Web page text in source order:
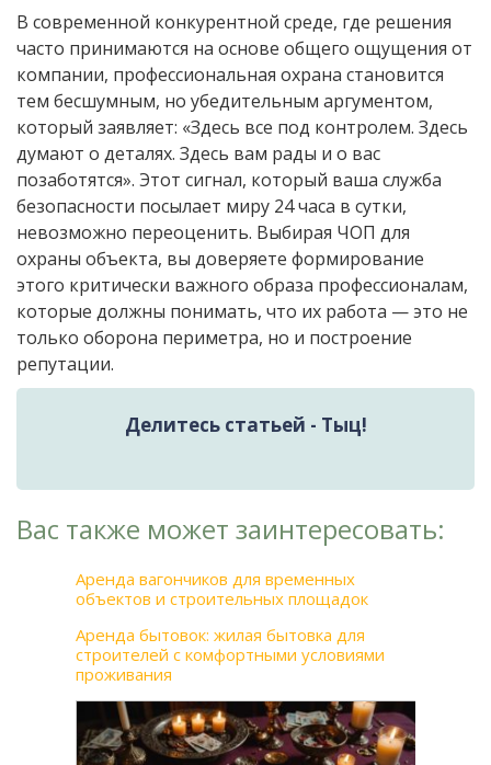
В современной конкурентной среде, где решения
часто принимаются на основе общего ощущения от
компании, профессиональная охрана становится
тем бесшумным, но убедительным аргументом,
который заявляет: «Здесь все под контролем. Здесь
думают о деталях. Здесь вам рады и о вас
позаботятся». Этот сигнал, который ваша служба
безопасности посылает миру 24 часа в сутки,
невозможно переоценить. Выбирая ЧОП для
охраны объекта, вы доверяете формирование
этого критически важного образа профессионалам,
которые должны понимать, что их работа — это не
только оборона периметра, но и построение
репутации.
Делитесь статьей - Тыц!
Вас также может заинтересовать:
Аренда вагончиков для временных
объектов и строительных площадок
Аренда бытовок: жилая бытовка для
строителей с комфортными условиями
проживания